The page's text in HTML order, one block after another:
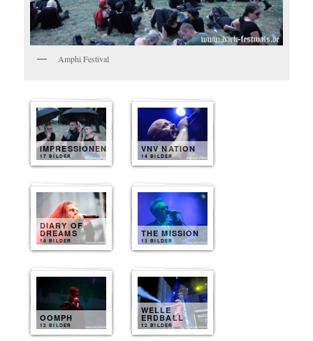
Amphi Festival
IMPRESSIONEN
17 BILDER
VNV NATION
14 BILDER
DIARY OF
DREAMS
14 BILDER
THE MISSION
13 BILDER
OOMPH
12 BILDER
WELLE
ERDBALL
12 BILDER